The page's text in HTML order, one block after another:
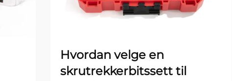
Hvordan velge en
skrutrekkerbitssett til